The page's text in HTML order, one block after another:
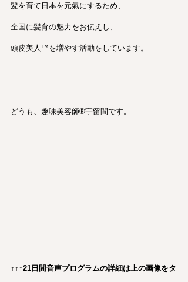
髪を育て日本を元氣にするため、
全国に髪育の魅力をお伝えし、
頭皮美人™を増やす活動をしています。
どうも、趣味美容師®︎宇留間です。
↑↑↑21日間音声プログラムの詳細は上の画像をタ